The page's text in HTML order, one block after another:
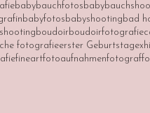
babybauchfotos
babyfotosbabyshootingbad
boudoirboudoirfotografie
fotografieerster Geburtstag
fineartfotoaufnahmenfotograf